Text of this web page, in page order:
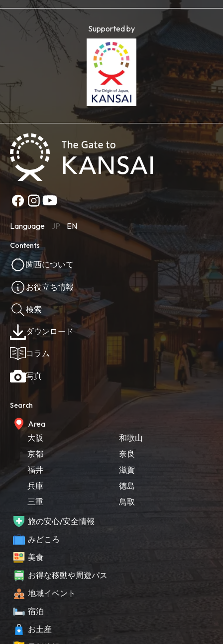
Supported by
Language JP EN
Contents
関西について
お役立ち情報
検索
ダウンロード
コラム
写真
Search
Area
大阪
京都
福井
兵庫
三重
和歌山
奈良
滋賀
徳島
鳥取
旅の安心/安全情報
みどころ
美食
お得な移動や周遊パス
地域イベント
宿泊
お土産